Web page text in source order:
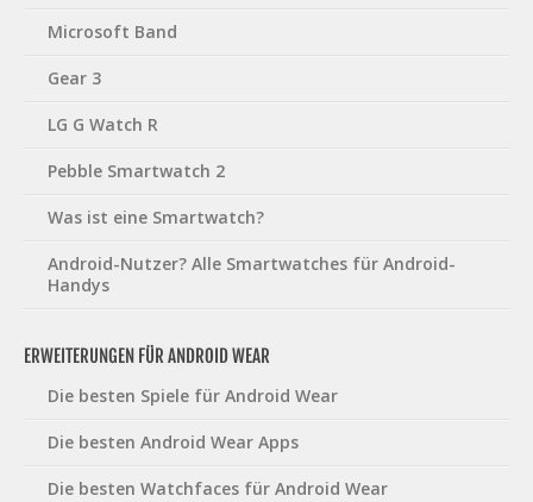
Microsoft Band
Gear 3
LG G Watch R
Pebble Smartwatch 2
Was ist eine Smartwatch?
Android-Nutzer? Alle Smartwatches für Android-
Handys
ERWEITERUNGEN FÜR ANDROID WEAR
Die besten Spiele für Android Wear
Die besten Android Wear Apps
Die besten Watchfaces für Android Wear